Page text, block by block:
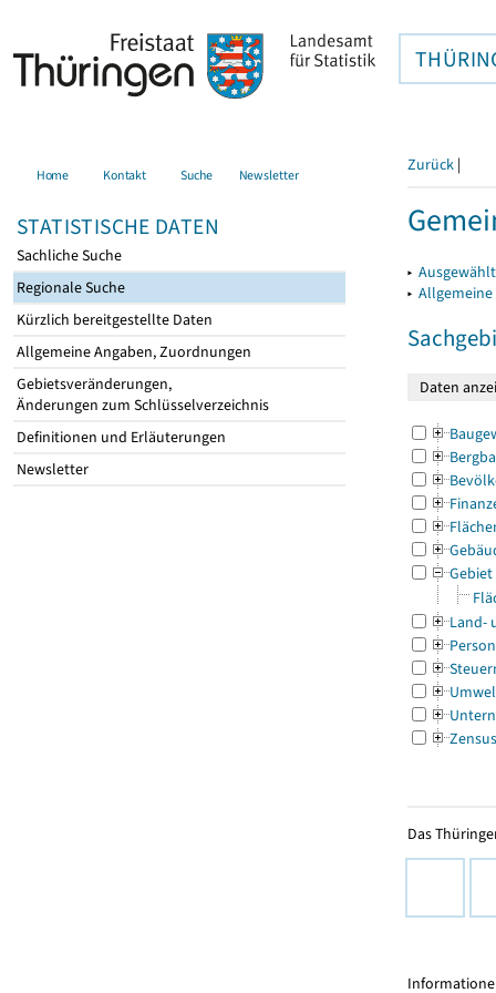
Home Kontakt Suche Newsletter
STATISTISCHE DATEN
Sachliche Suche
Regionale Suche
Kürzlich bereitgestellte Daten
Allgemeine Angaben, Zuordnungen
Gebietsveränderungen,
Änderungen zum Schlüsselverzeichnis
Definitionen und Erläuterungen
Newsletter
Zurück |
▸
▸
Gebiet
Land-
Zensus
Das